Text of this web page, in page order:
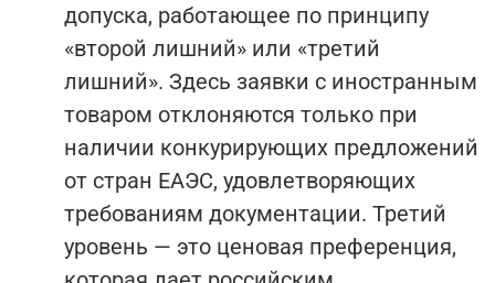
допуска, работающее по принципу
«второй лишний» или «третий
лишний». Здесь заявки с иностранным
товаром отклоняются только при
наличии конкурирующих предложений
от стран ЕАЭС, удовлетворяющих
требованиям документации. Третий
уровень — это ценовая преференция,